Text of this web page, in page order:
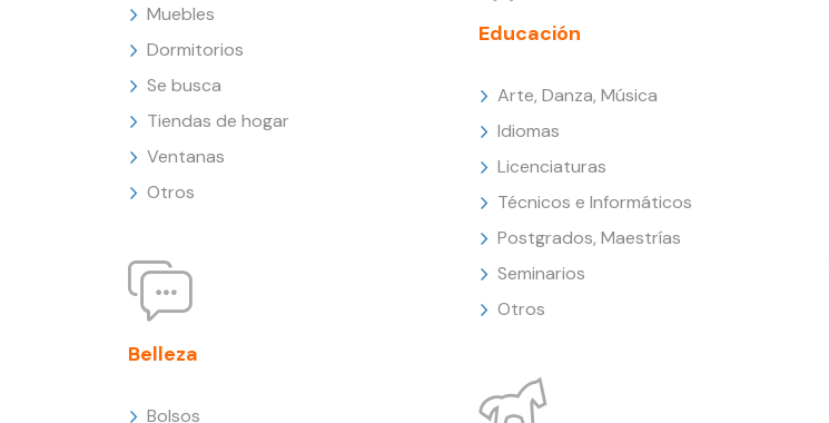
Muebles
Dormitorios
Se busca
Tiendas de hogar
Ventanas
Otros
Belleza
Bolsos
Educación
Arte, Danza, Música
Idiomas
Licenciaturas
Técnicos e Informáticos
Postgrados, Maestrías
Seminarios
Otros